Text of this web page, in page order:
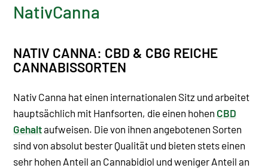
NativCanna
NATIV CANNA: CBD & CBG REICHE
CANNABISSORTEN
Nativ Canna hat einen internationalen Sitz und arbeitet
hauptsächlich mit Hanfsorten, die einen hohen CBD
Gehaltaufweisen. Die von ihnen angebotenen Sorten
sind von absolut bester Qualität und bieten stets einen
sehr hohen Anteil an Cannabidiol und weniger Anteil an